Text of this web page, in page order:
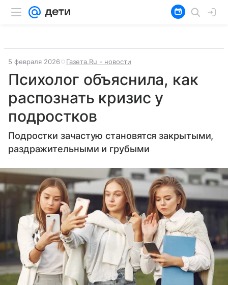
5 февраля 2026 Газета.Ru - новости
Психолог объяснила, как
распознать кризис у
подростков
Подростки зачастую становятся закрытыми,
раздражительными и грубыми